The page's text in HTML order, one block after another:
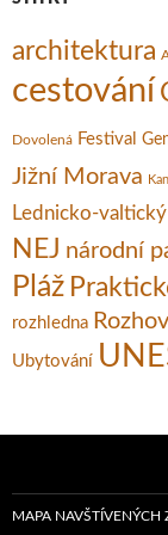
architektura
cestování
Dovolená Festival
Jižní Morava
Lednicko-valtický
NEJ národní
Pláž
rozhledna
Ubytování
MAPA NAVŠTÍVENÝCH